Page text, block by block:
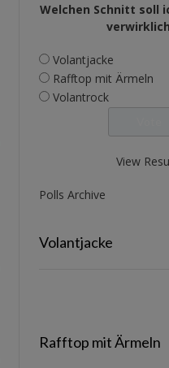
Welchen Schnitt soll
Volantjacke
Rafftop mit Ärmeln
Volantrock
View
Polls Archive
Volantjacke
Rafftop mit Ärmeln